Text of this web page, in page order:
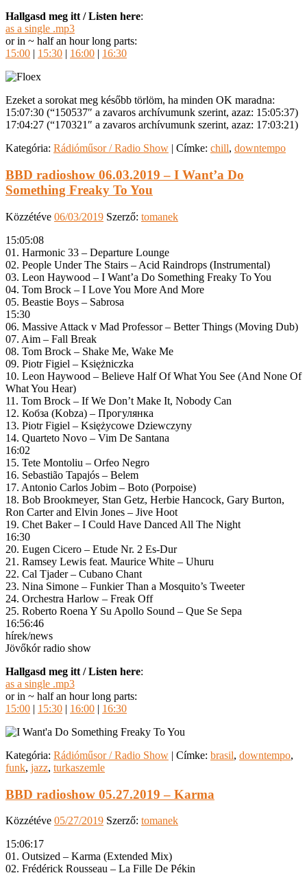
Hallgasd meg itt / Listen here:
as a single .mp3
or in ~ half an hour long parts:
15:00
15:30 16:00 16:30
Ezeket a sorokat meg később törlöm, ha minden OK maradna:
15:07:30 (“150537″ a zavaros archívumunk szerint, azaz: 15:05:37)
17:04:27 (“170321″ a zavaros archívumunk szerint, azaz: 17:03:21)
Kategória: Rádióműsor / Radio Show Címke: chill, downtempo
BBD radioshow 06.03.2019 – I Want’a Do
Something Freaky To You
Közzétéve 06/03/2019 Szerző: tomanek
15:05:08
01. Harmonic 33 – Departure Lounge
02. People Under The Stairs – Acid Raindrops (Instrumental)
03. Leon Haywood – I Want’a Do Something Freaky To You
04. Tom Brock – I Love You More And More
05. Beastie Boys – Sabrosa
15:30
06. Massive Attack v Mad Professor – Better Things (Moving Dub)
07. Aim – Fall Break
08. Tom Brock – Shake Me, Wake Me
09. Piotr Figiel – Księżniczka
10. Leon Haywood – Believe Half Of What You See (And None Of
What You Hear)
11. Tom Brock – If We Don’t Make It, Nobody Can
12. Кобза (Kobza) – Прогулянка
13. Piotr Figiel – Księżycowe Dziewczyny
14. Quarteto Novo – Vim De Santana
16:02
15. Tete Montoliu – Orfeo Negro
16. Sebastião Tapajós – Belem
17. Antonio Carlos Jobim – Boto (Porpoise)
18. Bob Brookmeyer, Stan Getz, Herbie Hancock, Gary Burton,
Ron Carter and Elvin Jones – Jive Hoot
19. Chet Baker – I Could Have Danced All The Night
16:30
20. Eugen Cicero – Etude Nr. 2 Es-Dur
21. Ramsey Lewis feat. Maurice White – Uhuru
22. Cal Tjader – Cubano Chant
23. Nina Simone – Funkier Than a Mosquito’s Tweeter
24. Orchestra Harlow – Freak Off
25. Roberto Roena Y Su Apollo Sound – Que Se Sepa
16:56:46
hírek/news
Jövőkór radio show
Hallgasd meg itt / Listen here:
as a single .mp3
or in ~ half an hour long parts:
15:00 | 15:30 | 16:00 | 16:30
Kategória: Rádióműsor / Radio Show | Címke: brasil, downtempo,
funk, jazz, turkaszemle
BBD radioshow 05.27.2019 – Karma
Közzétéve 05/27/2019 Szerző: tomanek
15:06:17
01. Outsized – Karma (Extended Mix)
02. Frédérick Rousseau – La Fille De Pékin